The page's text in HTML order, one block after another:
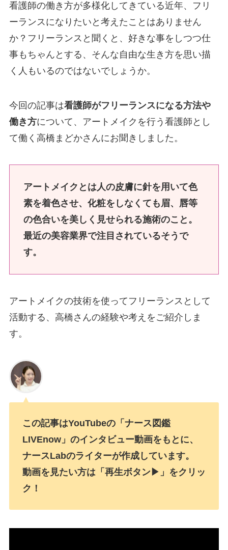
看護師の働き方が多様化してきている近年、フリ
ーランスになりたいと考えたことはありません
か？フリーランスと聞くと、好きな事をしつつ仕
事もちゃんとする、そんな自由な生き方を思い描
く人もいるのではないでしょうか。
今回の記事は看護師がフリーランスになる方法や
働き方について、アートメイクを行う看護師とし
て働く高橋まどかさんにお聞きしました。
アートメイクとは人の皮膚に針を用いて色
素を着色させ、化粧をしなくても眉、唇等
の色合いを美しく見せられる施術のこと。
最近の美容業界で注目されているそうで
す。
アートメイクの技術を使ってフリーランスとして
活動する、高橋さんの経験や考えをご紹介しま
す。
この記事はYouTubeの「ナース図鑑
LIVEnow」のインタビュー動画をもとに、
ナースLabのライターが作成しています。
動画を見たい方は「再生ボタン▶」をクリッ
ク！